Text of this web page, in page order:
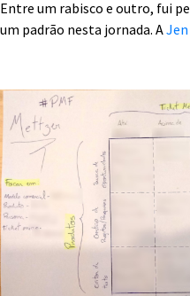
Entre um rabisco e outro, fui
um padrão nesta jornada. A